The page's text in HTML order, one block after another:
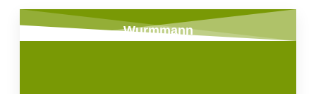
Wurmmann